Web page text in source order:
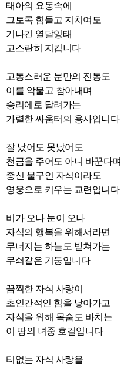
태아의 요동속에
그토록 힘들고 지치여도
기나긴 열달잉태
고스란히 지킵니다
고통스러운 분만의 진통도
이를 악물고 참아내며
승리에로 달려가는
가렬한 싸움터의 용사입니다
잘 났어도 못났어도
천금을 주어도 아니 바꾼다며
종신 불구인 자식이라도
영웅으로 키우는 교련입니다
비가 오나 눈이 오나
자식의 행복을 위해서라면
무너지는 하늘도 받쳐가는
무쇠같은 기둥입니다
끔찍한 자식 사랑이
초인간적인 힘을 낳아가고
자식을 위해 목숨도 바치는
이 땅의 녀중 호걸입니다
티없는 자식 사랑을